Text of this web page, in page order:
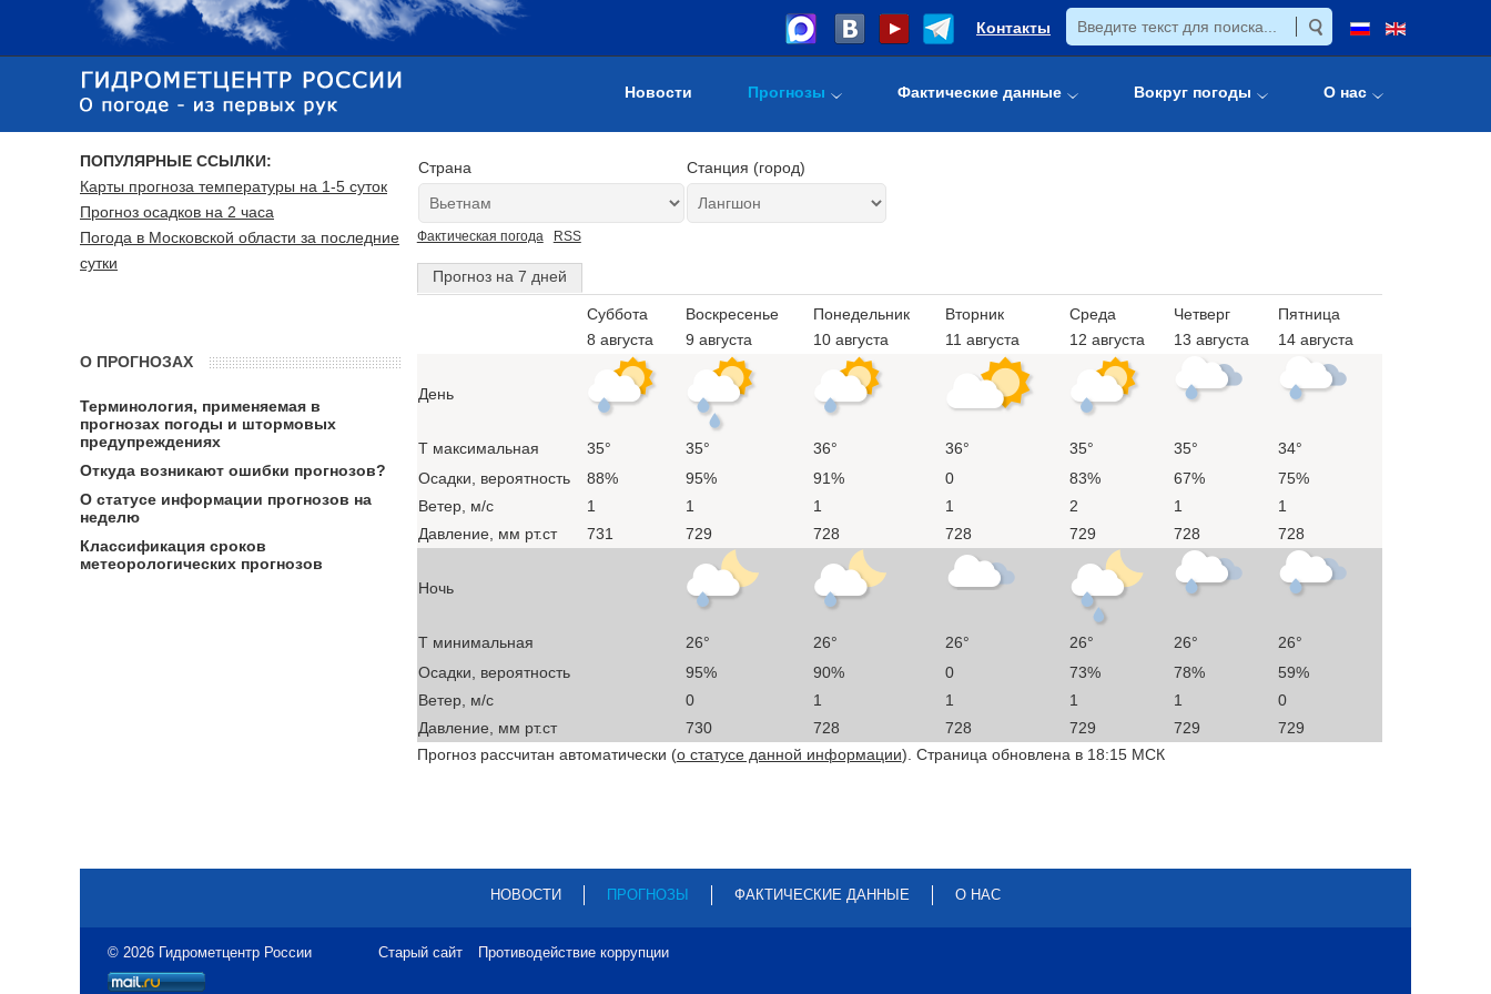
Контакты
Новости Прогнозы Фактические данные Вокруг погоды О нас
Страна Станция (город)
Фактическая погода RSS
Прогноз на 7 дней
Суббота
8 августа
Воскресенье
9 августа
Понедельник
10 августа
Вторник
11 августа
Среда
12 августа
Четверг
13 августа
Пятница
14 августа
День
T максимальная 35° 35° 36° 36° 35° 35°
34°
Осадки, вероятность
88% 95% 91% 0 83% 67%
75%
Ветер, м/с
1 1 1 1 2 1
1
Давление, мм рт.ст
731 729 728 728 729 728 728
Ночь
T минимальная 26° 26° 26° 26° 26°
26°
Осадки, вероятность
95% 90% 0 73% 78%
59%
Ветер, м/с
0 1 1 1 1
0
Давление, мм рт.ст
730 728 728 729 729
729
Прогноз рассчитан автоматически (о статусе данной информации). Страница обновлена в 18:15 МСК
ПОПУЛЯРНЫЕ ССЫЛКИ:
Карты прогноза температуры на 1-5 суток
Прогноз осадков на 2 часа
Погода в Московской области за последние
сутки
О ПРОГНОЗАХ
Терминология, применяемая в
прогнозах погоды и штормовых
предупреждениях
Откуда возникают ошибки прогнозов?
О статусе информации прогнозов на
неделю
Классификация сроков
метеорологических прогнозов
НОВОСТИ ПРОГНОЗЫ ФАКТИЧЕСКИЕ ДАННЫЕ О НАС
© 2026 Гидрометцентр России Старый сайт Противодействие коррупции